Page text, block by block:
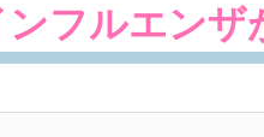
ンフルエンザ